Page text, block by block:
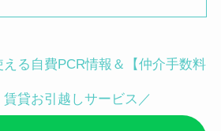
3分／目黒駅徒歩12分
区）
東京都千代田区平河町１
る自費PCR情報＆【仲介手数料
貸お引越しサービス／